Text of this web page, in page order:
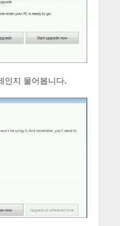
인지 물어봅니다.